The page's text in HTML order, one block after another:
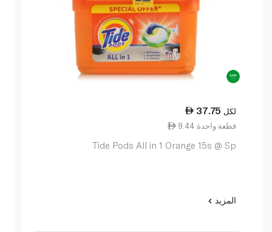
37.75 لكل
9.44 قطعة واحدة
Tide Pods All in 1 Orange 15s @ Sp
المزيد